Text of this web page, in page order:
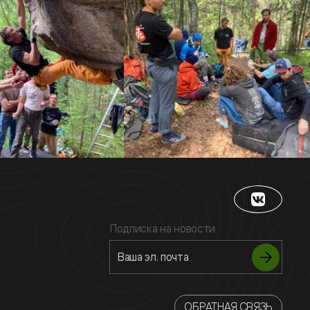
Подписка на новости
ОБРАТНАЯ СВЯЗЬ